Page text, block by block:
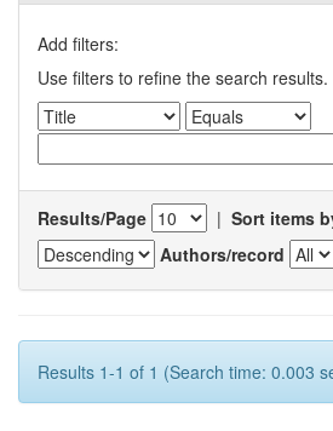
Add filters:
Use filters to refine the search results.
Results/Page | Sort items
Authors/record
Results 1-1 of 1 (Search time: 0.003